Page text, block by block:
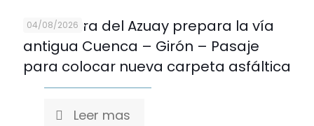
04/08/2026
Prefectura del Azuay prepara la vía
antigua Cuenca – Girón – Pasaje
para colocar nueva carpeta asfáltica
Leer mas